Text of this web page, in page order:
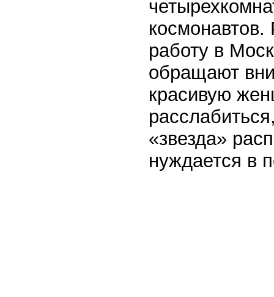
работу в
обращают
красивую
«звезда»
нуждается в